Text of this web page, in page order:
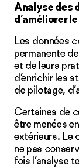
Analyse des
d’améliorer
Les données
permanente
et de leurs
d’enrichir les
de pilotage,
Certaines de
être menées
extérieurs. Le
ne pas
fois l’analyse